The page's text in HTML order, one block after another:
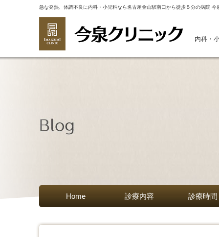
急な発熱、体調不良に内科・小児科なら名古屋金山駅南口から徒歩５分の病院 今
内科・
Home 診療内容 診療時間